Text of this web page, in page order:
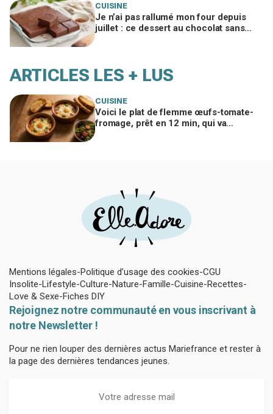
CUISINE
Je n’ai pas rallumé mon four depuis
juillet : ce dessert au chocolat sans
ARTICLES LES + LUS
CUISINE
Voici le plat de flemme œufs-tomate-
fromage, prêt en 12 min, qui va
Mentions légales Politique d’usage des cookies CGU
Insolite Lifestyle Culture Nature Famille Cuisine Recettes
Love & Sexe Fiches DIY
Rejoignez notre communauté en vous inscrivant à
notre Newsletter !
Pour ne rien louper des dernières actus Mariefrance et rester à
la page des dernières tendances jeunes.